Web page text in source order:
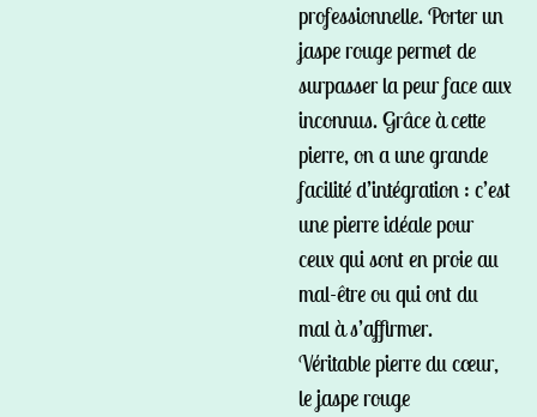
professionnelle. Porter un
jaspe rouge permet de
surpasser la peur face aux
inconnus. Grâce à cette
pierre, on a une grande
facilité d’intégration : c’est
une pierre idéale pour
ceux qui sont en proie au
mal-être ou qui ont du
mal à s’affirmer.
Véritable pierre du cœur,
le jaspe rouge